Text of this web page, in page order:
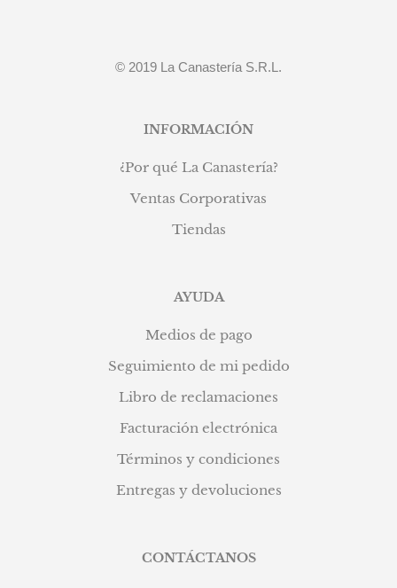
© 2019 La Canastería S.R.L.
INFORMACIÓN
¿Por qué La Canastería?
Ventas Corporativas
Tiendas
AYUDA
Medios de pago
Seguimiento de mi pedido
Libro de reclamaciones
Facturación electrónica
Términos y condiciones
Entregas y devoluciones
CONTÁCTANOS